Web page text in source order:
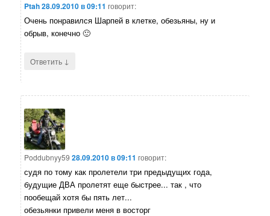
Ptah28.09.2010 в 09:11 говорит:
Очень понравился Шарпей в клетке, обезьяны, ну и
обрыв, конечно 🙂
Ответить ↓
Poddubnyy59 28.09.2010 в 09:11 говорит:
судя по тому как пролетели три предыдущих года,
будущие ДВА пролетят еще быстрее... так , что
пообещай хотя бы пять лет...
обезьянки привели меня в восторг